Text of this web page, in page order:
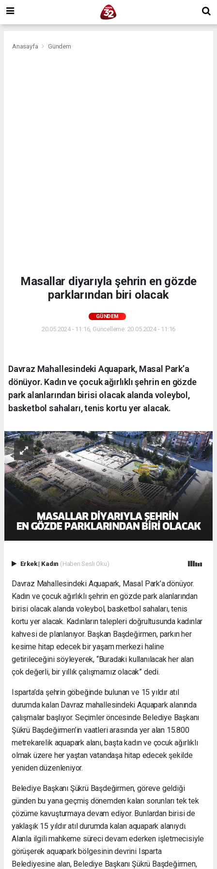
Anasayfa Gündem
Masallar diyarıyla şehrin en gözde
parklarından biri olacak
GÜNDEM
20.05.2024 - 11:16, Güncelleme: 20.05.2024 - 11:16
Davraz Mahallesindeki Aquapark, Masal Park’a
dönüyor. Kadın ve çocuk ağırlıklı şehrin en gözde
park alanlarından birisi olacak alanda voleybol,
basketbol sahaları, tenis kortu yer alacak.
Erkek| Kadın (Haberi Sesli Oku)
Davraz Mahallesindeki Aquapark, Masal Park’a dönüyor.
Kadın ve çocuk ağırlıklı şehrin en gözde park alanlarından
birisi olacak alanda voleybol, basketbol sahaları, tenis
kortu yer alacak. Kadınların talepleri doğrultusunda kadınlar
kahvesi de planlanıyor. Başkan Başdeğirmen, parkın her
kesime hitap edecek bir yaşam merkezi haline
getirileceğini söyleyerek, “Buradaki kullanılacak her alan
çok değerli, bir yıllık çalışmamız olacak” dedi.
Isparta’da şehrin göbeğinde bulunan ve 15 yıldır atıl
durumda kalan Davraz mahallesindeki Aquapark alanında
çalışmalar başlıyor. Seçimler öncesinde Belediye Başkanı
Şükrü Başdeğirmen’in vaatleri arasında yer alan 15.800
metrekarelik aquapark alanı, başta kadın ve çocuk ağırlıklı
olmak üzere her yaştan vatandaşa hitap edecek şekilde
yeniden düzenleniyor.
Belediye Başkanı Şükrü Başdeğirmen, göreve geldiği
günden bu yana geçmiş dönemden kalan sorunları tek tek
çözüme kavuşturmaya devam ediyor. Bunlardan birisi de
yaklaşık 15 yıldır atıl durumda kalan aquapark alanıydı.
Alanla ilgili mahkeme süreci devam ederken işletmecisiyle
görüşerek aquapark bölgesinin devrini Isparta
Belediyesine alan, Belediye Başkanı Şükrü Başdeğirmen,